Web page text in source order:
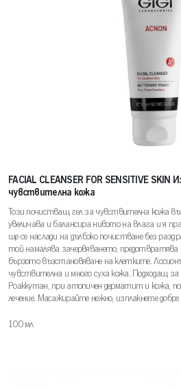
FACIAL CLEANSER FOR SENSITIVE
чувствителна кожа
Този почистващ гел за чувствителна кожа
увеличава и балансира нивото на влага и я
ще се наслади на дълбоко почистване без
той намалява зачервяването,
бързото възстановяване на клетките.
чувствителна и много суха кожа. Подходащ за
Роаккутан, при атопичен дерматит и кожа,
лечение. Масажирайте нежно, изплакнете
100 мл